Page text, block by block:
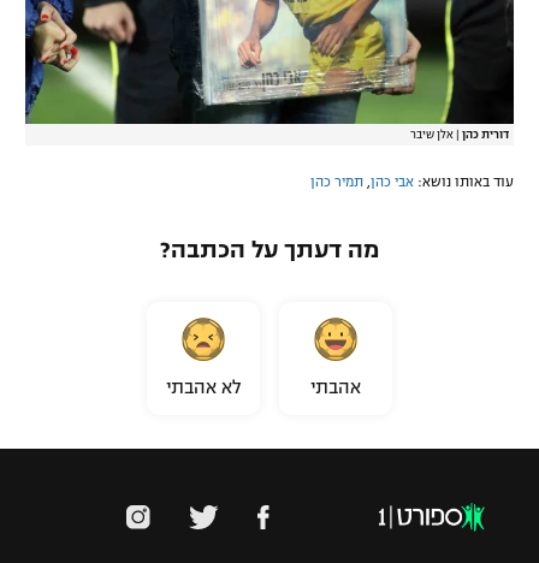
דורית כהן אלן שיבר
עוד באותו נושא: אבי כהן תמיר כהן
מה דעתך על הכתבה?
אהבתי לא אהבתי